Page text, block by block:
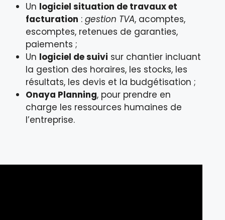
Un logiciel situation de travaux et
facturation : gestion TVA, acomptes,
escomptes, retenues de garanties,
paiements ;
Un logiciel de suivi sur chantier incluant
la gestion des horaires, les stocks, les
résultats, les devis et la budgétisation ;
Onaya Planning, pour prendre en
charge les ressources humaines de
l’entreprise.